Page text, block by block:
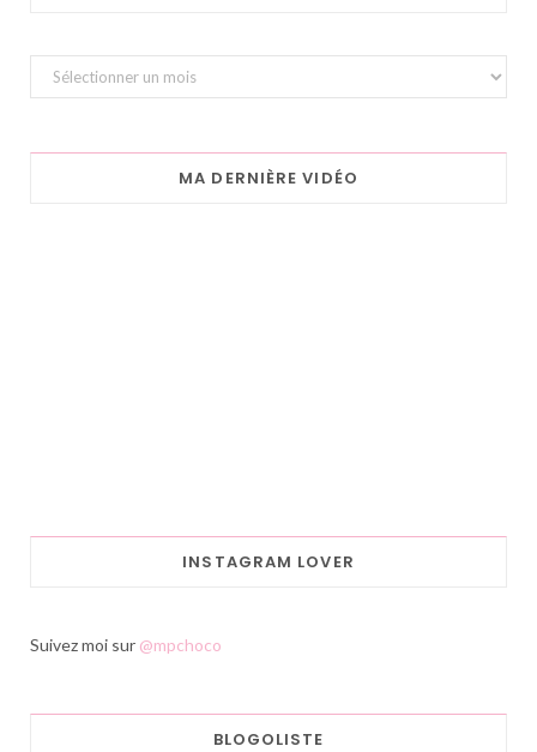
Archives
MA DERNIÈRE VIDÉO
INSTAGRAM LOVER
Suivez moi sur @mpchoco
BLOGOLISTE